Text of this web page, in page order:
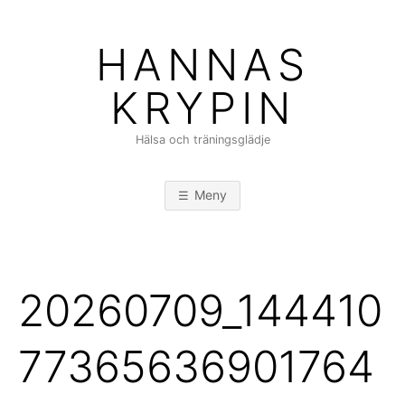
HANNAS
KRYPIN
Hälsa och träningsglädje
Meny
20260709_144410
77365636901764